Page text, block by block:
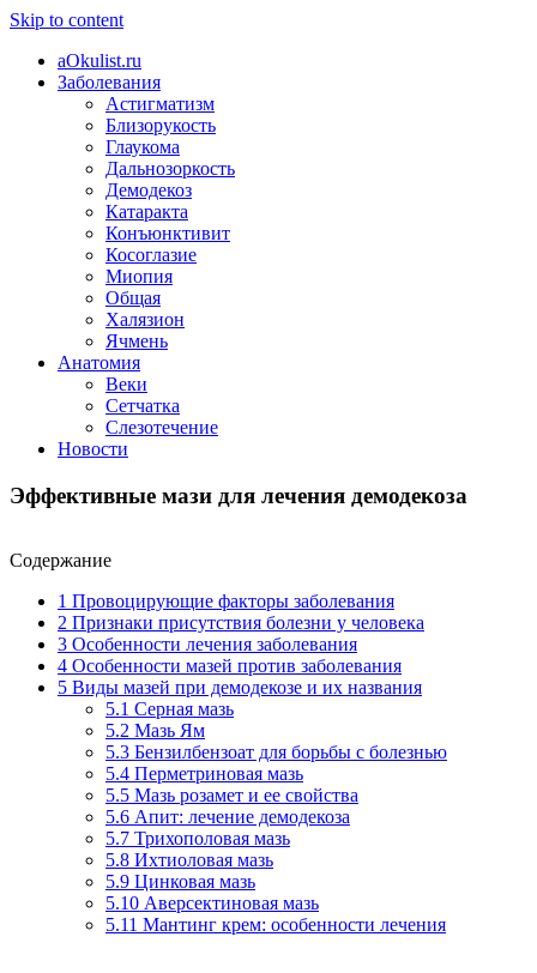
Skip to content
aOkulist.ru
Заболевания
Астигматизм
Близорукость
Глаукома
Дальнозоркость
Демодекоз
Катаракта
Конъюнктивит
Косоглазие
Миопия
Общая
Халязион
Ячмень
Анатомия
Веки
Сетчатка
Слезотечение
Новости
Эффективные мази для лечения демодекоза
Содержание
1 Провоцирующие факторы заболевания
2 Признаки присутствия болезни у человека
3 Особенности лечения заболевания
4 Особенности мазей против заболевания
5 Виды мазей при демодекозе и их названия
5.1 Серная мазь
5.2 Мазь Ям
5.3 Бензилбензоат для борьбы с болезнью
5.4 Перметриновая мазь
5.5 Мазь розамет и ее свойства
5.6 Апит: лечение демодекоза
5.7 Трихополовая мазь
5.8 Ихтиоловая мазь
5.9 Цинковая мазь
5.10 Аверсектиновая мазь
5.11 Мантинг крем: особенности лечения